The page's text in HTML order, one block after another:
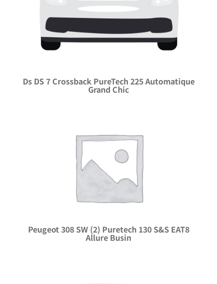
Ds DS 7 Crossback PureTech 225 Automatique
Grand Chic
Peugeot 308 SW (2) Puretech 130 S&S EAT8
Allure Busin